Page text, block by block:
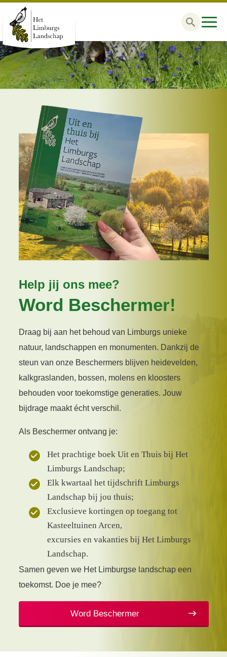
Zoek
Help jij ons mee?
Word Beschermer!
Draag bij aan het behoud van Limburgs unieke
natuur, landschappen en monumenten. Dankzij de
steun van onze Beschermers blijven heidevelden,
kalkgraslanden, bossen, molens en kloosters
behouden voor toekomstige generaties. Jouw
bijdrage maakt écht verschil.
Als Beschermer ontvang je:
Het prachtige boek Uit en Thuis bij Het
Limburgs Landschap;
Elk kwartaal het tijdschrift Limburgs
Landschap bij jou thuis;
Exclusieve kortingen op toegang tot
Kasteeltuinen Arcen,
excursies en vakanties bij Het Limburgs
Landschap.
Samen geven we Het Limburgse landschap een
toekomst. Doe je mee?
Word Beschermer